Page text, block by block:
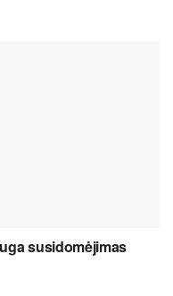
susidomėjimas